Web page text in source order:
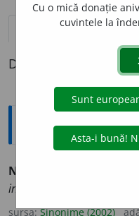
definiții (1)
Definiția cu ID-ul
Sinonime
NECALCUL
incalculabil, nelimitat.
sursa:Sinonime (2002)
Cu o mică donație
cuvintele la